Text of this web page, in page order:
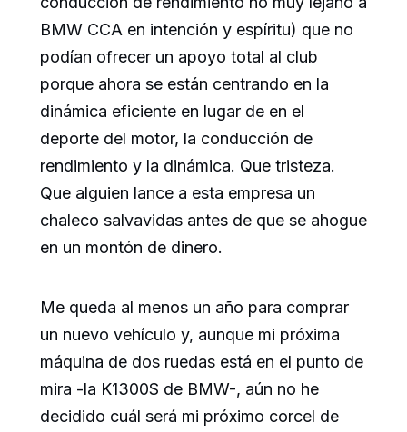
BMW CCA en intención y espíritu) que no
podían ofrecer un apoyo total al club
porque ahora se están centrando en la
dinámica eficiente en lugar de en el
deporte del motor, la conducción de
rendimiento y la dinámica. Que tristeza.
Que alguien lance a esta empresa un
chaleco salvavidas antes de que se ahogue
en un montón de dinero.
Me queda al menos un año para comprar
un nuevo vehículo y, aunque mi próxima
máquina de dos ruedas está en el punto de
mira -la K1300S de BMW-, aún no he
decidido cuál será mi próximo corcel de